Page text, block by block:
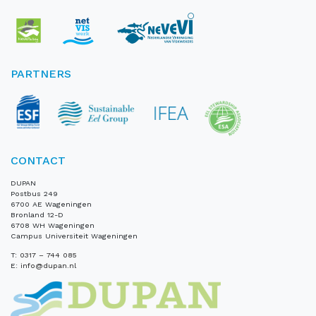
PARTNERS
CONTACT
DUPAN
Postbus 249
6700 AE Wageningen
Bronland 12-D
6708 WH Wageningen
Campus Universiteit Wageningen
T: 0317 – 744 085
E: info@dupan.nl